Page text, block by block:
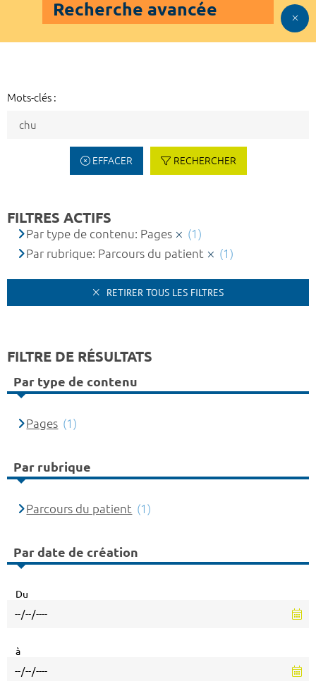
Recherche avancée
Mots-clés :
EFFACER RECHERCHER
FILTRES ACTIFS
Par type de contenu: Pages
(1)
Par rubrique: Parcours du patient
(1)
RETIRER TOUS LES FILTRES
FILTRE DE RÉSULTATS
Par type de contenu
Pages (1)
Par rubrique
Parcours du patient (1)
Par date de création
Du
à